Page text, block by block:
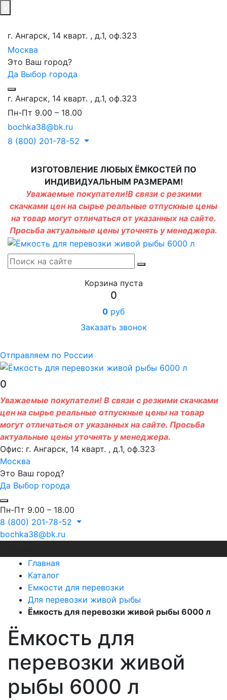
г. Ангарск, 14 кварт. , д.1, оф.323
Москва
Это Ваш город?
Да Выбор города
г. Ангарск, 14 кварт. , д.1, оф.323
Пн-Пт 9.00 – 18.00
bochka38@bk.ru
8 (800) 201-78-52
ИЗГОТОВЛЕНИЕ ЛЮБЫХ ЁМКОСТЕЙ ПО
ИНДИВИДУАЛЬНЫМ РАЗМЕРАМ!
Уважаемые покупатели!В связи с резкими
скачками цен на сырье реальные отпускные цены
на товар могут отличаться от указанных на сайте.
Просьба актуальные цены уточнять у менеджера.
Корзина пуста
0
0 руб
Заказать звонок
Отправляем по России
0
Уважаемые покупатели! В связи с резкими скачками
цен на сырье реальные отпускные цены на товар
могут отличаться от указанных на сайте. Просьба
актуальные цены уточнять у менеджера.
Офис: г. Ангарск, 14 кварт. , д.1, оф.323
Москва
Это Ваш город?
Да Выбор города
Пн-Пт 9.00 – 18.00
8 (800) 201-78-52
bochka38@bk.ru
Главная
Каталог
Емкости для перевозки
Для перевозки живой рыбы
Ёмкость для перевозки живой рыбы 6000 л
Ёмкость для
перевозки живой
рыбы 6000 л